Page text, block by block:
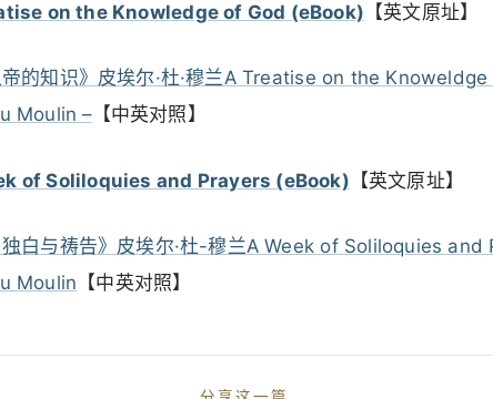
on the Knowledge of God (eBook) 【英文原址】
帝的知识》皮埃尔·杜·穆兰A Treatise on the
Moulin –【中英对照】
of Soliloquies and Prayers (eBook) 【英文原址】
独白与祷告》皮埃尔·杜-穆兰A Week of Soliloquies and
Moulin 【中英对照】